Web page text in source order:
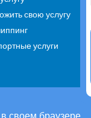
своем браузере.
свою услугу
услуги